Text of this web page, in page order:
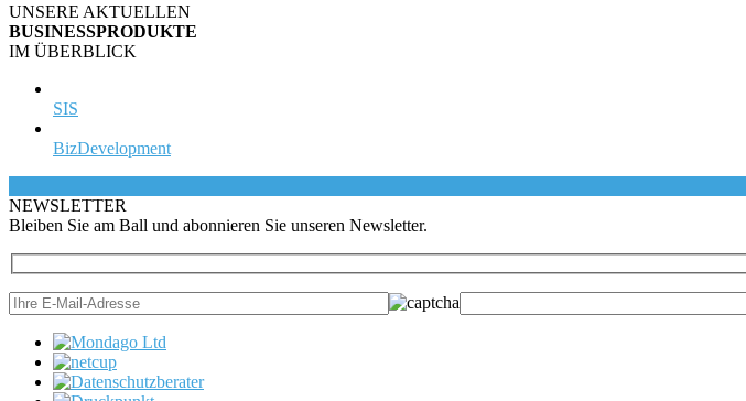
UNSERE AKTUELLEN
BUSINESSPRODUKTE
IM ÜBERBLICK
SIS
BizDevelopment
NEWSLETTER
Bleiben Sie am Ball und abonnieren Sie unseren Newsletter.